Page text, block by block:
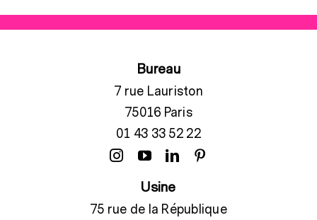
Bureau
7 rue Lauriston
75016 Paris
01 43 33 52 22
Usine
75 rue de la République